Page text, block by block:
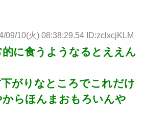
09/10(火) 08:38:29.54 ID:zclxcjKLM
的に食うようなるとええん
がりなところでこれだけ
らほんまおもろいんや